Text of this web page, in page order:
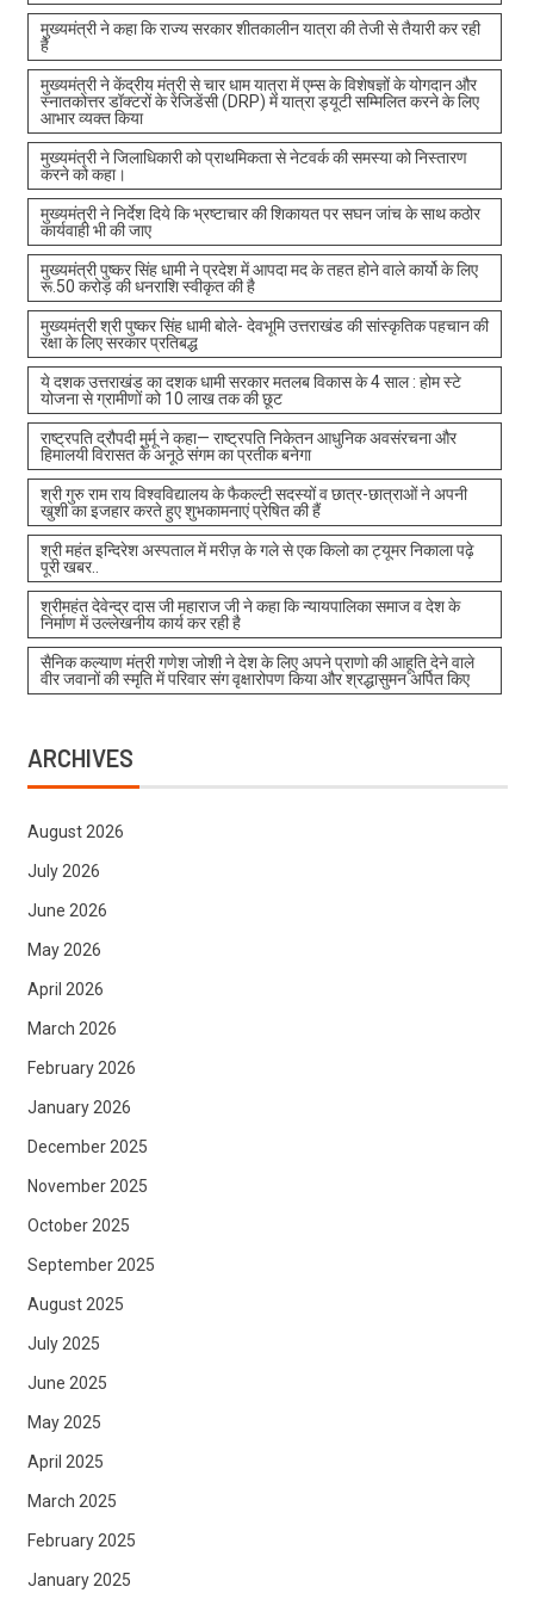
मुख्यमंत्री ने कहा कि राज्य सरकार शीतकालीन यात्रा की तेजी से तैयारी कर रही
है
मुख्यमंत्री ने केंद्रीय मंत्री से चार धाम यात्रा में एम्स के विशेषज्ञों के योगदान और
स्नातकोत्तर डॉक्टरों के रेजिडेंसी (DRP) में यात्रा ड्यूटी सम्मिलित करने के लिए
आभार व्यक्त किया
मुख्यमंत्री ने जिलाधिकारी को प्राथमिकता से नेटवर्क की समस्या को निस्तारण
करने को कहा।
मुख्यमंत्री ने निर्देश दिये कि भ्रष्टाचार की शिकायत पर सघन जांच के साथ कठोर
कार्यवाही भी की जाए
मुख्यमंत्री पुष्कर सिंह धामी ने प्रदेश में आपदा मद के तहत होने वाले कार्यो के लिए
रू.50 करोड़ की धनराशि स्वीकृत की है
मुख्यमंत्री श्री पुष्कर सिंह धामी बोले- देवभूमि उत्तराखंड की सांस्कृतिक पहचान की
रक्षा के लिए सरकार प्रतिबद्ध
ये दशक उत्तराखंड का दशक धामी सरकार मतलब विकास के 4 साल : होम स्टे
योजना से ग्रामीणों को 10 लाख तक की छूट
राष्ट्रपति द्रौपदी मुर्मू ने कहा— राष्ट्रपति निकेतन आधुनिक अवसंरचना और
हिमालयी विरासत के अनूठे संगम का प्रतीक बनेगा
श्री गुरु राम राय विश्वविद्यालय के फैकल्टी सदस्यों व छात्र-छात्राओं ने अपनी
खुशी का इजहार करते हुए शुभकामनाएं प्रेषित की हैं
श्री महंत इन्दिरेश अस्पताल में मरीज़ के गले से एक किलो का ट्यूमर निकाला पढ़े
पूरी खबर..
श्रीमहंत देवेन्द्र दास जी महाराज जी ने कहा कि न्यायपालिका समाज व देश के
निर्माण में उल्लेखनीय कार्य कर रही है
सैनिक कल्याण मंत्री गणेश जोशी ने देश के लिए अपने प्राणो की आहूति देने वाले
वीर जवानों की स्मृति में परिवार संग वृक्षारोपण किया और श्रद्धासुमन अर्पित किए
ARCHIVES
August 2026
July 2026
June 2026
May 2026
April 2026
March 2026
February 2026
January 2026
December 2025
November 2025
October 2025
September 2025
August 2025
July 2025
June 2025
May 2025
April 2025
March 2025
February 2025
January 2025